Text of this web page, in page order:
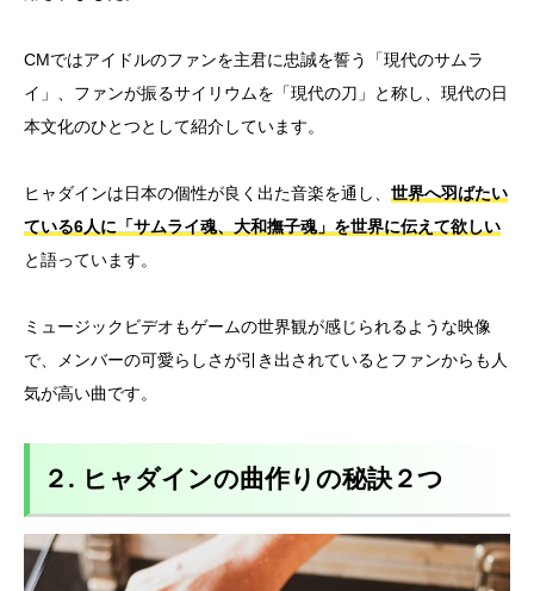
CMではアイドルのファンを主君に忠誠を誓う「現代のサムラ
イ」、ファンが振るサイリウムを「現代の刀」と称し、現代の日
本文化のひとつとして紹介しています。
ヒャダインは日本の個性が良く出た音楽を通し、 世界へ羽ばたい
ている6人に「サムライ魂、大和撫子魂」を世界に伝えて欲しい
と語っています。
ミュージックビデオもゲームの世界観が感じられるような映像
で、メンバーの可愛らしさが引き出されているとファンからも人
気が高い曲です。
２. ヒャダインの曲作りの秘訣２つ